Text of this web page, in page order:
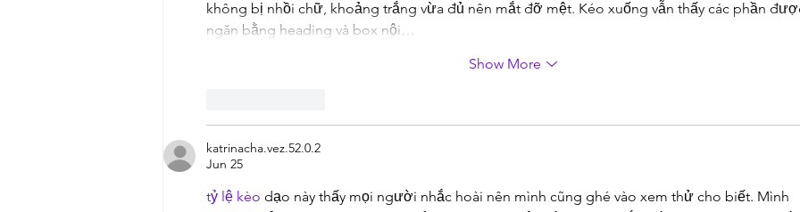
không bị nhồi chữ, khoảng trắng vừa đủ nên mắt đỡ mệt. Kéo xuống vẫn thấy các phần
ngăn bằng heading và box nội…
Show More
katrinacha.vez.52.0.2
Jun 25
tỷ lệ kèo dạo này thấy mọi người nhắc hoài nên mình cũng ghé vào xem thử cho biết. Mình